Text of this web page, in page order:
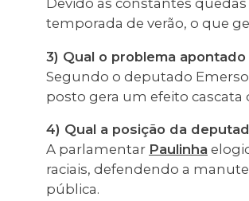
temporada de verão, o que
3) Qual o problema
Segundo o deputado
posto gera um efeito
4) Qual a posição da
A parlamentar Paulinha
raciais, defendendo a
pública.